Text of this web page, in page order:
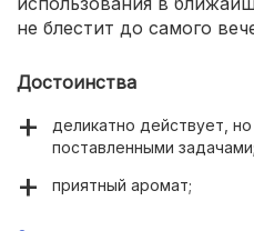
не блестит до самого
Достоинства
деликатно действует,
поставленными задачами;
приятный аромат;